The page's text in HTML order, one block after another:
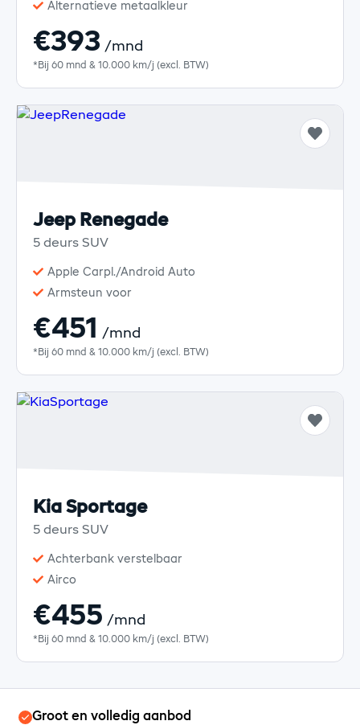
Alternatieve metaalkleur
€393 /mnd
*Bij 60 mnd & 10.000 km/j (excl. BTW)
Jeep Renegade
5 deurs SUV
Apple Carpl./Android Auto
Armsteun voor
€451 /mnd
*Bij 60 mnd & 10.000 km/j (excl. BTW)
Kia Sportage
5 deurs SUV
Achterbank verstelbaar
Airco
€455 /mnd
*Bij 60 mnd & 10.000 km/j (excl. BTW)
Groot en volledig aanbod